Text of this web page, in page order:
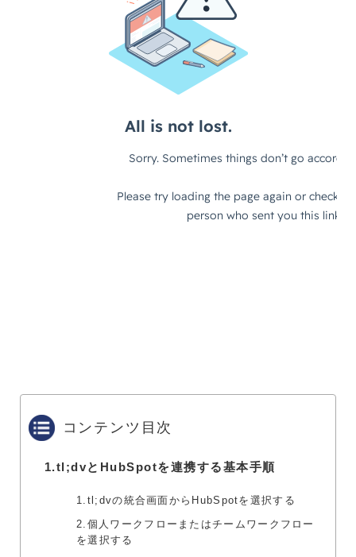
コンテンツ目次
1.tl;dvとHubSpotを連携する基本手順
1.tl;dvの統合画面からHubSpotを選択する
2.個人ワークフローまたはチームワークフロー
を選択する